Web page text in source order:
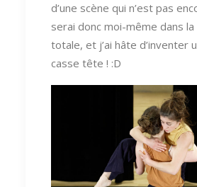
d’une scène qui n’est pas
serai donc moi-même dans
totale, et j’ai hâte d’inventer
casse tête ! :D